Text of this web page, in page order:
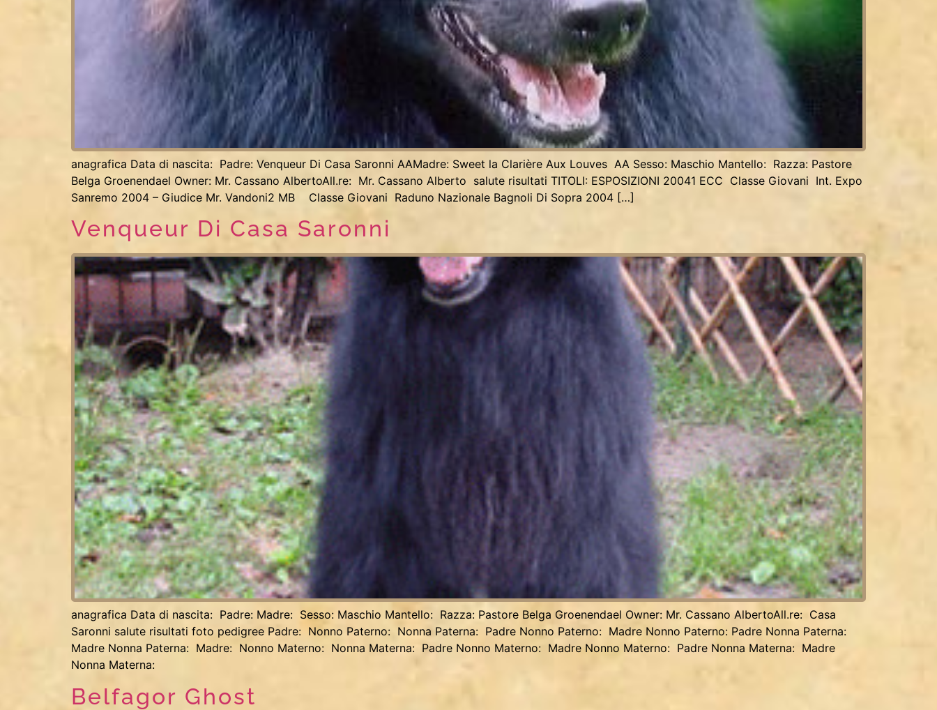
anagrafica Data di nascita: Padre: Venqueur Di Casa Saronni AAMadre: Sweet la Clarière Aux Louves AA Sesso: Maschio Mantello: Razza: Pastore
Belga Groenendael Owner: Mr. Cassano AlbertoAll.re: Mr. Cassano Alberto salute risultati TITOLI: ESPOSIZIONI 20041 ECC Classe Giovani Int. Expo
Sanremo 2004 – Giudice Mr. Vandoni2 MB Classe Giovani Raduno Nazionale Bagnoli Di Sopra 2004 […]
Venqueur Di Casa Saronni
anagrafica Data di nascita: Padre: Madre: Sesso: Maschio Mantello: Razza: Pastore Belga Groenendael Owner: Mr. Cassano AlbertoAll.re: Casa
Saronni salute risultati foto pedigree Padre: Nonno Paterno: Nonna Paterna: Padre Nonno Paterno: Madre Nonno Paterno: Padre Nonna Paterna:
Madre Nonna Paterna: Madre: Nonno Materno: Nonna Materna: Padre Nonno Materno: Madre Nonno Materno: Padre Nonna Materna: Madre
Nonna Materna:
Belfagor Ghost